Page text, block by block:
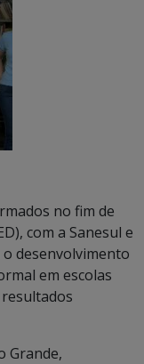
no fim de
com a Sanesul e
desenvolvimento
em escolas
Grande,